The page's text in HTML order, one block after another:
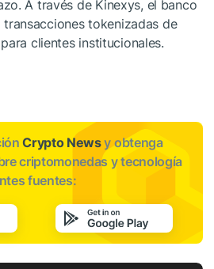
A través de Kinexys, el banco
tokenizadas de
clientes institucionales.
Crypto Newsy obtenga
criptomonedas y tecnología
fuentes: